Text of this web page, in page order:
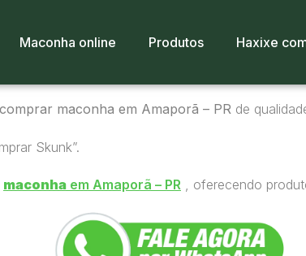
Maconha online Produtos Haxixe
comprar maconha em Amaporã – PR de
Skunk”.
maconha em Amaporã – PR , oferecendo